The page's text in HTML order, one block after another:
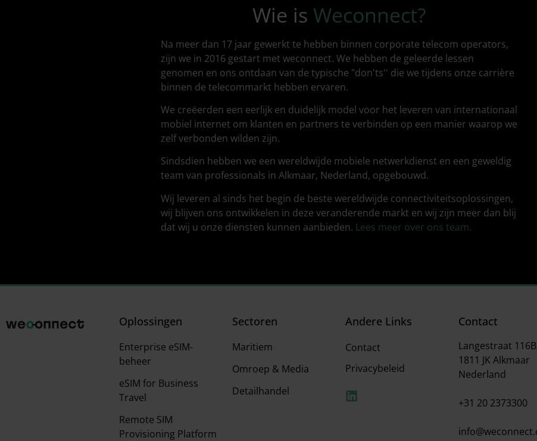
Wie is Weconnect?
Na meer dan 17 jaar gewerkt te hebben binnen corporate telecom operators,
zijn we in 2016 gestart met weconnect. We hebben de geleerde lessen
genomen en ons ontdaan van de typische "don'ts'' die we tijdens onze carrière
binnen de telecommarkt hebben ervaren.
We creëerden een eerlijk en duidelijk model voor het leveren van internationaal
mobiel internet om klanten en partners te verbinden op een manier waarop we
zelf verbonden wilden zijn.
Sindsdien hebben we een wereldwijde mobiele netwerkdienst en een geweldig
team van professionals in Alkmaar, Nederland, opgebouwd.
Wij leveren al sinds het begin de beste wereldwijde connectiviteitsoplossingen,
wij blijven ons ontwikkelen in deze veranderende markt en wij zijn meer dan blij
dat wij u onze diensten kunnen aanbieden. Lees meer over ons team.
Oplossingen
Enterprise eSIM-
beheer
eSIM for Business
Travel
Remote SIM
Provisioning Platform
Sectoren
Maritiem
Omroep & Media
Detailhandel
Andere Links
Contact
Privacybeleid
Contact
Langestraat
1811 JK Alkmaar
Nederland
+31 20 2373300